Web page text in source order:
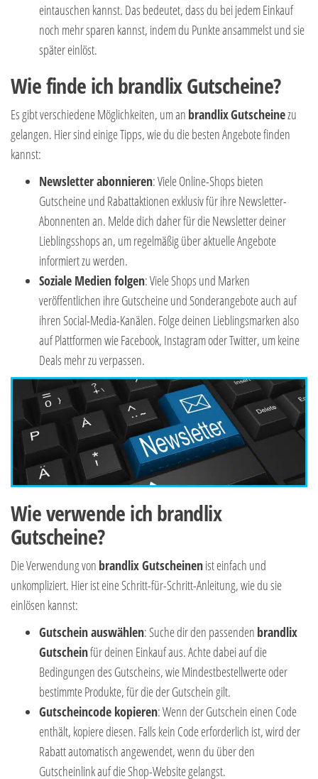
eintauschen kannst. Das bedeutet, dass du bei jedem Einkauf
noch mehr sparen kannst, indem du Punkte ansammelst und sie
später einlöst.
Wie finde ich brandlix Gutscheine?
Es gibt verschiedene Möglichkeiten, um an brandlixGutscheinezu
gelangen. Hier sind einige Tipps, wie du die besten Angebote finden
kannst:
Newsletter abonnieren: Viele Online-Shops bieten
Gutscheine und Rabattaktionen exklusiv für ihre Newsletter-
Abonnenten an. Melde dich daher für die Newsletter deiner
Lieblingsshops an, um regelmäßig über aktuelle Angebote
informiert zu werden.
Soziale Medien folgen: Viele Shops und Marken
veröffentlichen ihre Gutscheine und Sonderangebote auch auf
ihren Social-Media-Kanälen. Folge deinen Lieblingsmarken also
auf Plattformen wie Facebook, Instagram oder Twitter, um keine
Deals mehr zu verpassen.
Wie verwende ich brandlix
Gutscheine?
Die Verwendung von brandlix Gutscheinenist einfach und
unkompliziert. Hier ist eine Schritt-für-Schritt-Anleitung, wie du sie
einlösen kannst:
Gutschein auswählen: Suche dir den passenden brandlix
Gutscheinfür deinen Einkauf aus. Achte dabei auf die
Bedingungen des Gutscheins, wie Mindestbestellwerte oder
bestimmte Produkte, für die der Gutschein gilt.
Gutscheincode kopieren: Wenn der Gutschein einen Code
enthält, kopiere diesen. Falls kein Code erforderlich ist, wird der
Rabatt automatisch angewendet, wenn du über den
Gutscheinlink auf die Shop-Website gelangst.